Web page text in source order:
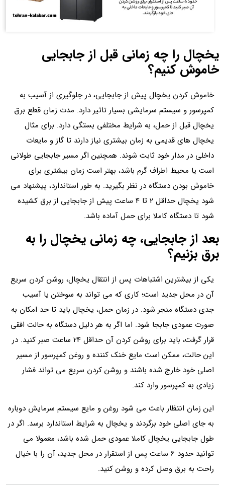
یخچال را چه زمانی قبل از جابجایی
خاموش کنیم؟
خاموش کردن یخچال پیش از جابجایی، در جلوگیری از آسیب به
کمپرسور و سیستم سرمایشی بسیار تاثیر دارد. مدت زمان قطع برق
یخچال قبل از حمل، به شرایط مختلفی بستگی دارد. برای مثال
یخچال‌ های قدیمی به زمان بیشتری نیاز دارند تا گاز و مایعات
داخلی در مدار خود ثابت شوند. همچنین اگر مسیر جابجایی طولانی
است یا محیط اطراف گرم باشد، بهتر است زمان بیشتری برای
خاموش بودن دستگاه در نظر بگیرید. به طور استاندارد، پیشنهاد می
شود یخچال حداقل 2 تا 4 ساعت پیش از جابجایی از برق کشیده
شود تا دستگاه کاملا برای حمل آماده باشد.
بعد از جابجایی، چه زمانی یخچال را به
برق بزنیم؟
یکی از بیشترین اشتباهات پس از انتقال یخچال، روشن کردن سریع
آن در محل جدید است؛ کاری که می تواند به سوختن یا آسیب
جدی دستگاه منجر شود. در زمان حمل، یخچال باید تا حد امکان به
صورت عمودی جابجا شود. اما اگر به هر دلیل دستگاه به حالت افقی
قرار گرفت، باید برای روشن کردن آن حداقل 24 ساعت صبر کنید. در
این حالت، ممکن است مایع خنک‌ کننده و روغن کمپرسور از مسیر
اصلی خود خارج شده باشند و روشن کردن سریع می تواند فشار
زیادی به کمپرسور وارد کند.
این زمان انتظار باعث می شود روغن و مایع سیستم سرمایش دوباره
به جای اصلی خود برگردند و یخچال به شرایط استاندارد برسد. اگر در
طول جابجایی یخچال کاملا عمودی حمل شده باشد، معمولا می
توانید حدود 6 ساعت پس از استقرار در محل جدید، آن را با خیال
راحت به برق وصل کرده و روشن کنید.